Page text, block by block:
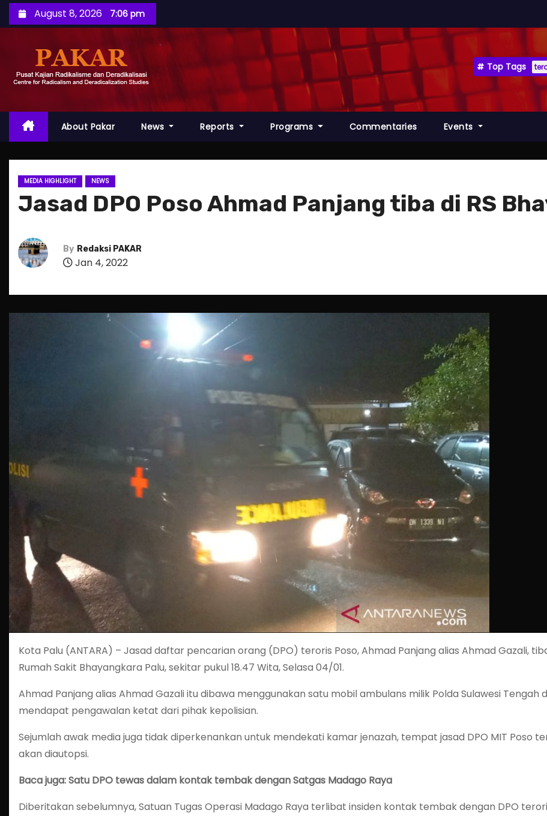
k
c
n
August 8, 2026 7:06 pm
Top Tags
About Pakar News Reports Programs Commentaries Events
MEDIA HIGHLIGHT NEWS
Jasad DPO Poso Ahmad Panjang tiba di RS
By Redaksi PAKAR
Jan 4, 2022
Kota Palu (ANTARA) – Jasad daftar pencarian orang (DPO) teroris Poso, Ahmad Panjang alias Ahmad Gazali,
Rumah Sakit Bhayangkara Palu, sekitar pukul 18.47 Wita, Selasa 04/01.
Ahmad Panjang alias Ahmad Gazali itu dibawa menggunakan satu mobil ambulans milik Polda Sulawesi Tengah
mendapat pengawalan ketat dari pihak kepolisian.
Sejumlah awak media juga tidak diperkenankan untuk mendekati kamar jenazah, tempat jasad DPO MIT Poso
akan diautopsi.
Baca juga: Satu DPO tewas dalam kontak tembak dengan Satgas Madago Raya
Diberitakan sebelumnya, Satuan Tugas Operasi Madago Raya terlibat insiden kontak tembak dengan DPO